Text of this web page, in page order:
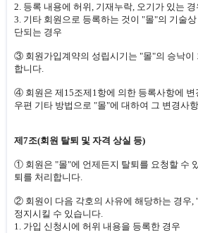
2. 등록 내용에 허위, 기재누락, 오기가 있는 경
3. 기타 회원으로 등록하는 것이 "몰"의 기술
단되는 경우
③ 회원가입계약의 성립시기는 "몰"의 승낙이
합니다.
④ 회원은 제15조제1항에 의한 등록사항에 변
우편 기타 방법으로 "몰"에 대하여 그 변경사
제7조(회원 탈퇴 및 자격 상실 등)
① 회원은 "몰"에 언제든지 탈퇴를 요청할 수
퇴를 처리합니다.
② 회원이 다음 각호의 사유에 해당하는 경우,
정지시킬 수 있습니다.
1. 가입 신청시에 허위 내용을 등록한 경우